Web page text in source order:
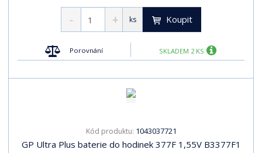
ks Koupit
Porovnání SKLADEM 2 KS
Kód produktu: 1043037721
GP Ultra Plus baterie do hodinek 377F 1,55V B3377F1